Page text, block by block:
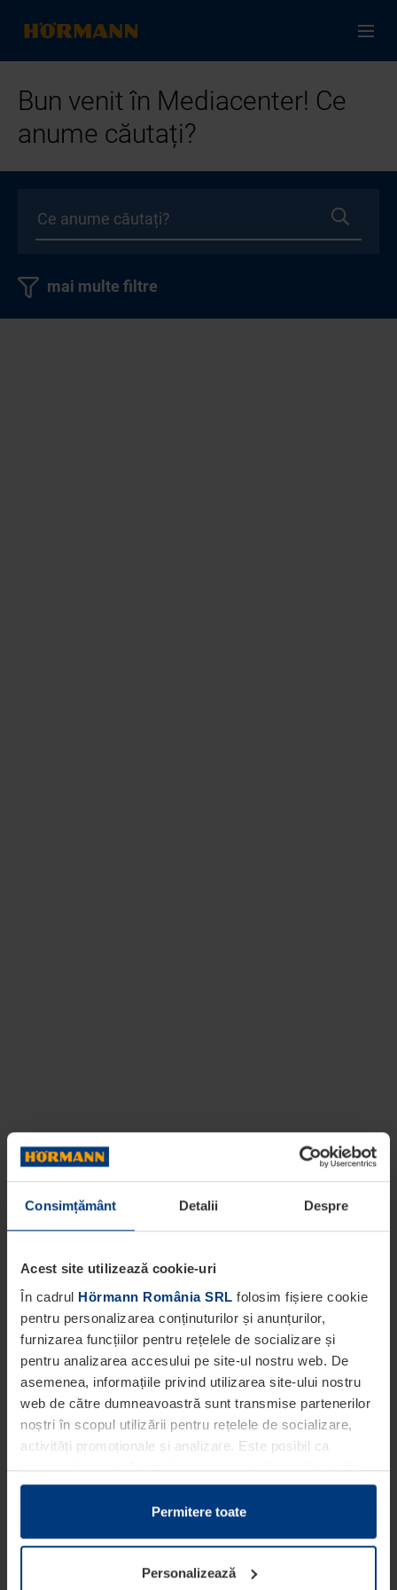
Consimțământ Detalii Despre
Acest site utilizează cookie-uri
În cadrul Hörmann România SRL folosim fișiere cookie
pentru personalizarea conținuturilor și anunțurilor,
furnizarea funcțiilor pentru rețelele de socializare și
pentru analizarea accesului pe site-ul nostru web. De
asemenea, informațiile privind utilizarea site-ului nostru
web de către dumneavoastră sunt transmise partenerilor
noștri în scopul utilizării pentru rețelele de socializare,
activități promoționale și analizare. Este posibil ca
partenerii noștri să sintetizeze aceste informații cu alte
date pe care dumneavoastră le-ați pus la dispoziția
acestora ori care au fost colectate în cadrul utilizării
Din punct de vedere legal, putem stoca fișiere cookie pe
dispozitivul dumneavoastră în cazul în care acestea sunt
Permitere toate
Personalizează
Bun venit în Mediacenter! Ce
anume căutați?
mai multe filtre